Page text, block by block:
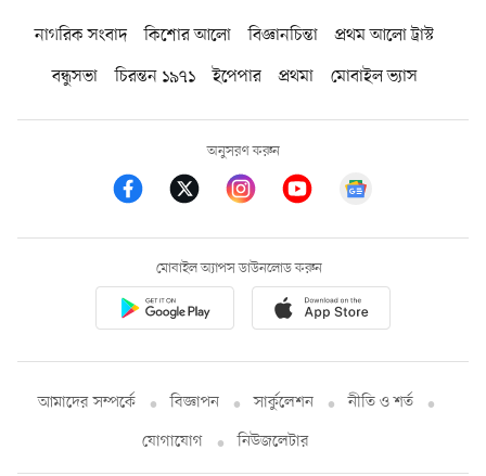
নাগরিক সংবাদ কিশোর আলো বিজ্ঞানচিন্তা
প্রথম আলো ট্রাস্ট
বন্ধুসভা
চিরন্তন ১৯৭১ ইপেপার প্রথমা মোবাইল ভ্যাস
অনুসরণ করুন
মোবাইল অ্যাপস ডাউনলোড করুন
আমাদের সম্পর্কে বিজ্ঞাপন সার্কুলেশন
নীতি ও শর্ত
যোগাযোগ
নিউজলেটার